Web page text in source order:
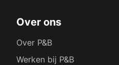
Over ons
Over P&B
Werken bij P&B